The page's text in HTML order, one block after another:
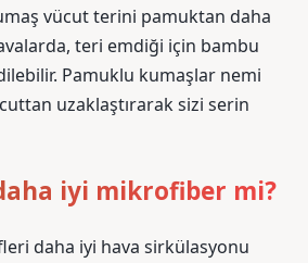
vücut terini pamuktan daha
teri emdiği için bambu
Pamuklu kumaşlar nemi
uzaklaştırarak sizi serin
iyi mikrofiber mi?
daha iyi hava sirkülasyonu